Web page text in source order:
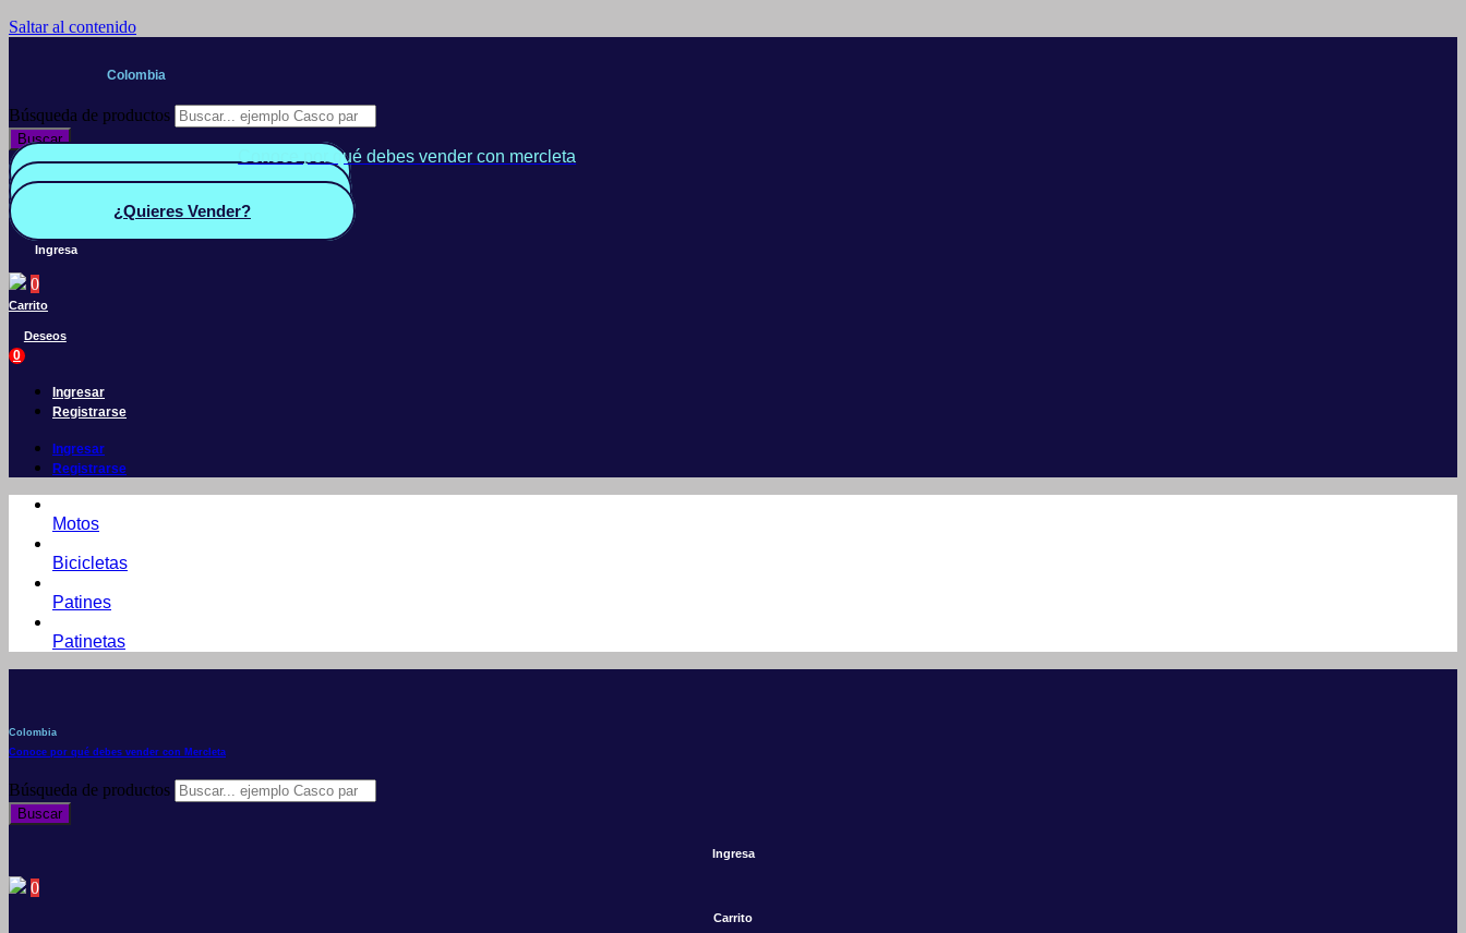
Saltar al contenido
Colombia
Búsqueda de productos
Buscar
Conoce por qué debes vender con mercleta
¿Quieres Vender?
Ingresa
0
Carrito
Deseos
0
Ingresar
Registrarse
Ingresar
Registrarse
Motos
Bicicletas
Patines
Patinetas
Colombia
Conoce por qué debes vender con Mercleta
Búsqueda de productos
Buscar
Ingresa
0
Carrito